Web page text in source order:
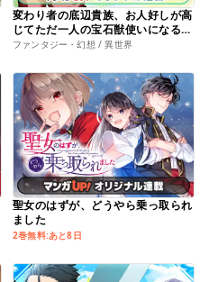
変わり者の底辺貴族、お人好しが高
じてただ一人の宝石獣使いになる～
宝石に意思を宿す才能に目覚めた僕
旅に出ます～
ファンタジー・幻想 / 異世界
聖女のはずが、どうやら乗っ取られ
ました
2巻無料:あと8日